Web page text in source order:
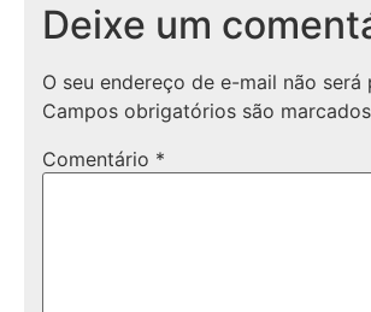
Deixe um
O seu endereço de e-mail não será
Campos obrigatórios são
Comentário *